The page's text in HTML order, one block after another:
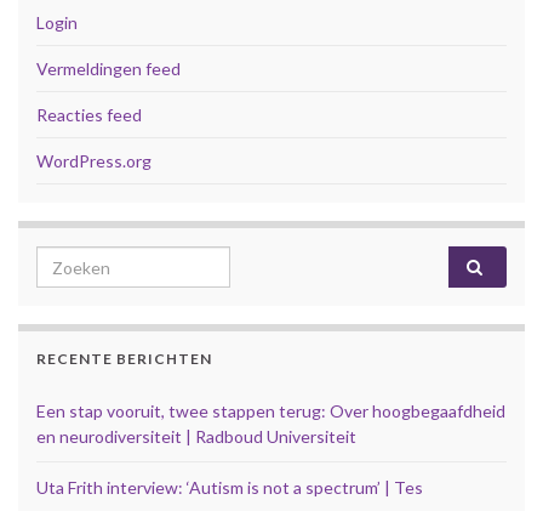
Login
Vermeldingen feed
Reacties feed
WordPress.org
Search for:
RECENTE BERICHTEN
Een stap vooruit, twee stappen terug: Over hoogbegaafdheid
en neurodiversiteit | Radboud Universiteit
Uta Frith interview: ‘Autism is not a spectrum’ | Tes